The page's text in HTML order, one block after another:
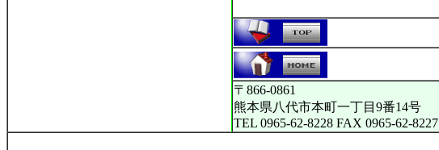
〒866-0861
熊本県八代市本町一丁目9番14号
TEL 0965-62-8228 FAX 0965-62-8227